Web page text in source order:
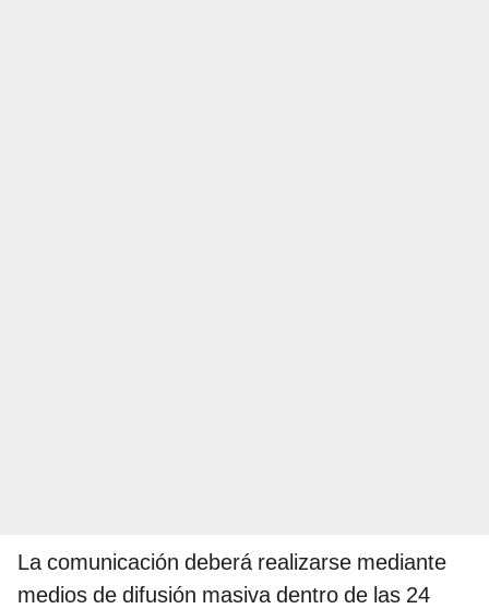
La comunicación deberá realizarse mediante
medios de difusión masiva dentro de las 24